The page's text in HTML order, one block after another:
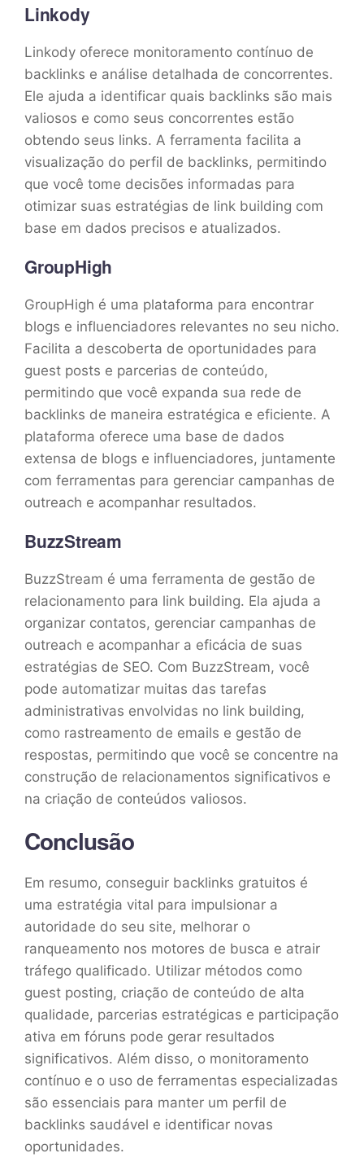
Linkody
Linkody oferece monitoramento contínuo de
backlinks e análise detalhada de concorrentes.
Ele ajuda a identificar quais backlinks são mais
valiosos e como seus concorrentes estão
obtendo seus links. A ferramenta facilita a
visualização do perfil de backlinks, permitindo
que você tome decisões informadas para
otimizar suas estratégias de link building com
base em dados precisos e atualizados.
GroupHigh
GroupHigh é uma plataforma para encontrar
blogs e influenciadores relevantes no seu nicho.
Facilita a descoberta de oportunidades para
guest posts e parcerias de conteúdo,
permitindo que você expanda sua rede de
backlinks de maneira estratégica e eficiente. A
plataforma oferece uma base de dados
extensa de blogs e influenciadores, juntamente
com ferramentas para gerenciar campanhas de
outreach e acompanhar resultados.
BuzzStream
BuzzStream é uma ferramenta de gestão de
relacionamento para link building. Ela ajuda a
organizar contatos, gerenciar campanhas de
outreach e acompanhar a eficácia de suas
estratégias de SEO. Com BuzzStream, você
pode automatizar muitas das tarefas
administrativas envolvidas no link building,
como rastreamento de emails e gestão de
respostas, permitindo que você se concentre na
construção de relacionamentos significativos e
na criação de conteúdos valiosos.
Conclusão
Em resumo, conseguir backlinks gratuitos é
uma estratégia vital para impulsionar a
autoridade do seu site, melhorar o
ranqueamento nos motores de busca e atrair
tráfego qualificado. Utilizar métodos como
guest posting, criação de conteúdo de alta
qualidade, parcerias estratégicas e participação
ativa em fóruns pode gerar resultados
significativos. Além disso, o monitoramento
contínuo e o uso de ferramentas especializadas
são essenciais para manter um perfil de
backlinks saudável e identificar novas
oportunidades.